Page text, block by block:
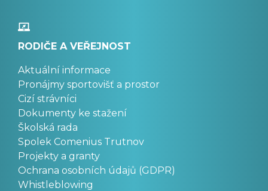
RODIČE A VEŘEJNOST
Aktuální informace
Pronájmy sportovišť a prostor
Cizí strávníci
Dokumenty ke stažení
Školská rada
Spolek Comenius Trutnov
Projekty a granty
Ochrana osobních údajů (GDPR)
Whistleblowing